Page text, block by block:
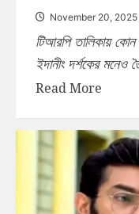
November 20, 2025
টিআরপি তালিকায়
ইদানীং দর্শকের
Read More